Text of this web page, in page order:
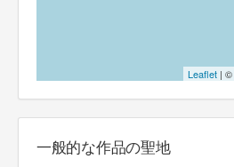
Leaflet | ©
一般的な作品の聖地